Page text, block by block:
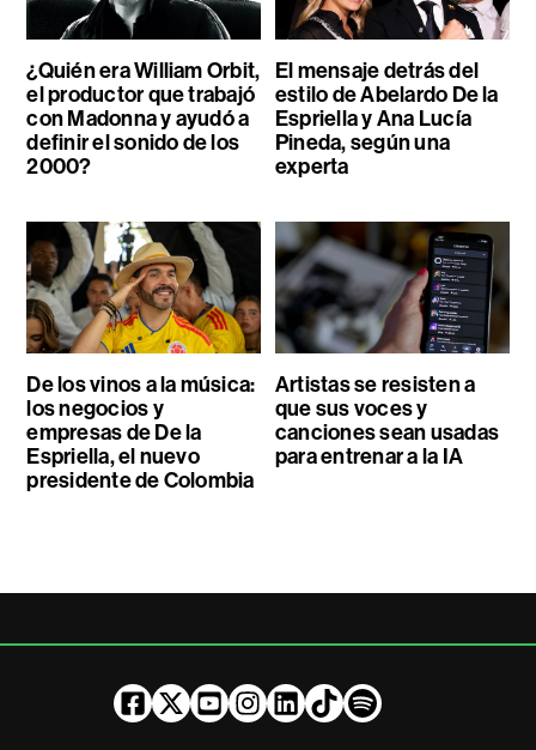
¿Quién era William Orbit,
el productor que trabajó
con Madonna y ayudó a
definir el sonido de los
2000?
El mensaje detrás del
estilo de Abelardo De la
Espriella y Ana Lucía
Pineda, según una
experta
De los vinos a la música:
los negocios y
empresas de De la
Espriella, el nuevo
presidente de Colombia
Artistas se resisten a
que sus voces y
canciones sean usadas
para entrenar a la IA